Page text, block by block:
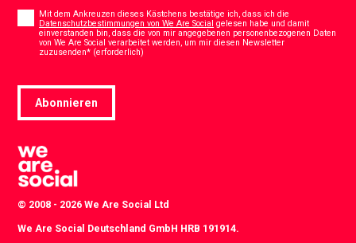
Consent
Mit dem Ankreuzen dieses Kästchens bestätige ich, dass ich die
Datenschutzbestimmungen von We Are Social gelesen habe und damit
einverstanden bin, dass die von mir angegebenen personenbezogenen Daten
von We Are Social verarbeitet werden, um mir diesen Newsletter
zuzusenden* (erforderlich)
Abonnieren
© 2008 - 2026 We Are Social Ltd
We Are Social Deutschland GmbH HRB 191914.